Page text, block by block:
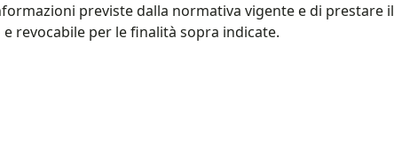
previste dalla normativa vigente e di prestare il
revocabile per le finalità sopra indicate.